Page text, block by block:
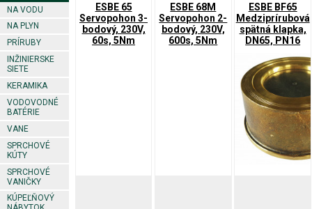
NA VODU
NA PLYN
PRÍRUBY
INŽINIERSKE
SIETE
KERAMIKA
VODOVODNÉ
BATÉRIE
VANE
SPRCHOVÉ
KÚTY
SPRCHOVÉ
VANIČKY
KÚPEĽŇOVÝ
ESBE 65
Servopohon 3-
bodový, 230V,
60s, 5Nm
ESBE 68M
Servopohon 2-
bodový, 230V,
600s, 5Nm
ESBE BF65
Medziprírubová
spätná klapka,
DN65, PN16